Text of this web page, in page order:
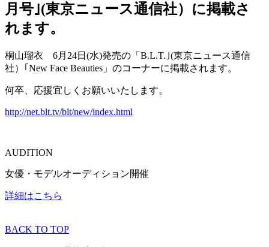
月号｣(東京ニュース通信社）に掲載さ
れます。
桐山瑠衣 6月24日(水)発売の「B.L.T.｣(東京ニュース通信
社）｢New Face Beauties」のコーナーに掲載されます。
何卒、応援宜しくお願いいたします。
http://net.blt.tv/blt/new/index.html
AUDITION
女優・モデルオーディション開催
詳細はこちら
BACK TO TOP